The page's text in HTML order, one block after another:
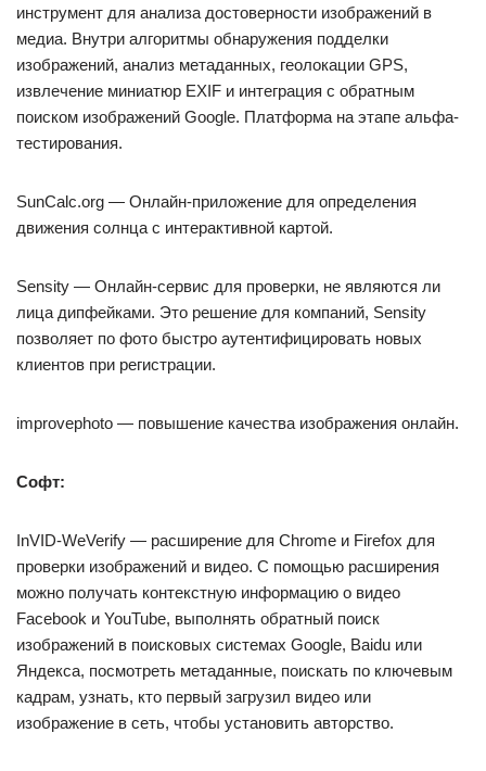
инструмент для анализа достоверности изображений в
медиа. Внутри алгоритмы обнаружения подделки
изображений, анализ метаданных, геолокации GPS,
извлечение миниатюр EXIF и интеграция с обратным
поиском изображений Google. Платформа на этапе альфа-
тестирования.
SunCalc.org — Онлайн-приложение для определения
движения солнца с интерактивной картой.
Sensity — Онлайн-сервис для проверки, не являются ли
лица дипфейками. Это решение для компаний, Sensity
позволяет по фото быстро аутентифицировать новых
клиентов при регистрации.
improvephoto — повышение качества изображения онлайн.
Софт:
InVID-WeVerify — расширение для Chrome и Firefox для
проверки изображений и видео. С помощью расширения
можно получать контекстную информацию о видео
Facebook и YouTube, выполнять обратный поиск
изображений в поисковых системах Google, Baidu или
Яндекса, посмотреть метаданные, поискать по ключевым
кадрам, узнать, кто первый загрузил видео или
изображение в сеть, чтобы установить авторство.